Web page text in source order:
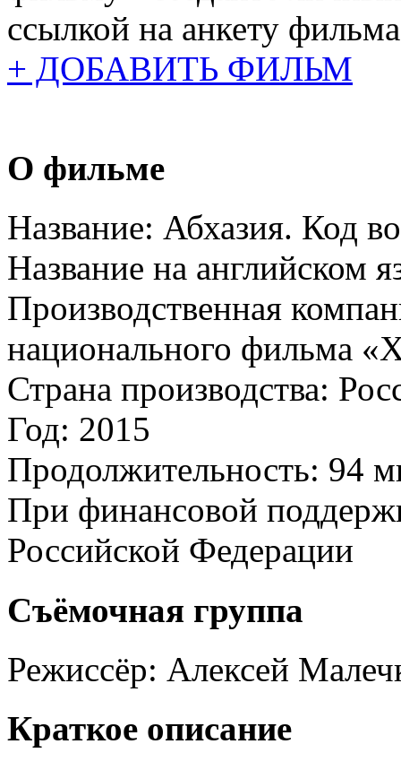
ссылкой на анкету
+ ДОБАВИТЬ ФИЛЬМ
О фильме
Название: Абхазия. Код
Название на английском
Производственная
национального фильма
Страна производства:
Год: 2015
Продолжительность: 94
При финансовой
Российской Федерации
Съёмочная группа
Режиссёр: Алексей
Краткое описание